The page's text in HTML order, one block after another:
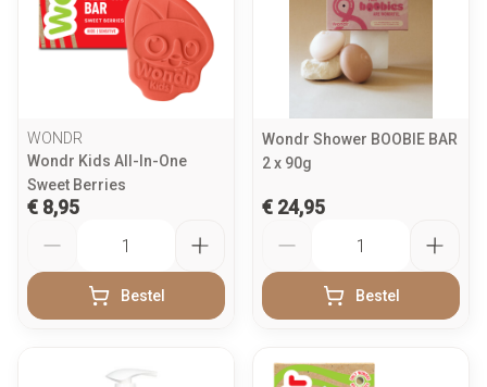
WONDR
Wondr Kids All-In-One
Sweet Berries
€ 8,95
Bestel
Wondr Shower BOOBIE BAR
2 x 90g
€ 24,95
Bestel